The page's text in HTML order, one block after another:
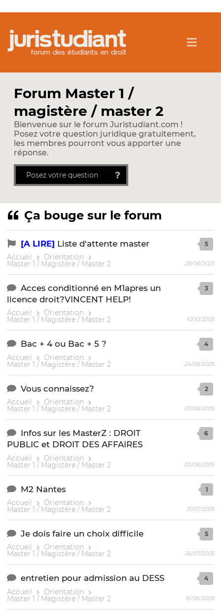
Forum Master 1 /
magistère / master 2
Bienvenue sur le forum Juristudiant.com !
Posez votre question juridique gratuitement,
les membres pourront vous apporter une
réponse.
Posez votre question
Ça bouge sur le forum
[A LIRE] Liste d'attente master
Accueil Orientation
Master 1 / Magistère / Master 2
5
28/06/2023
Acces conditionné en M1apres un
licence droit?VINCENT HELP!
Accueil Orientation
Master 1 / Magistère / Master 2
3
10/10/2005
Bac + 4 ou Bac + 5 ?
Accueil Orientation
Master 1 / Magistère / Master 2
4
24/08/2005
Vous connaissez?
Accueil Orientation
Master 1 / Magistère / Master 2
2
07/08/2005
Infos sur les MasterZ : DROIT
PUBLIC et DROIT DES AFFAIRES
Accueil Orientation
Master 1 / Magistère / Master 2
6
03/08/2005
M2 Nantes
Accueil Orientation
Master 1 / Magistère / Master 2
1
31/07/2005
Je dois faire un choix difficile
Accueil Orientation
Master 1 / Magistère / Master 2
5
26/07/2005
entretien pour admission au DESS
Accueil Orientation
Master 1 / Magistère / Master 2
4
16/06/2005